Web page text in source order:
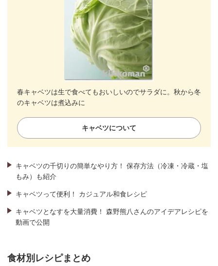
春キャベツは生で食べてもおいしいのでサラダに。秋から冬
のキャベツは煮込みに
キャベツについて
キャベツの千切りの簡単なやり方！ 保存方法（冷凍・冷蔵・塩
もみ）も紹介
キャベツって便利！ カジュアル和食レシピ
キャベツとなすを大量消費！ 森野熊八さんのアイデアレシピを
動画で公開
食材別レシピまとめ